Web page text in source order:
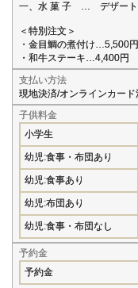
一、水 菓 子 … デザート
＜特別注文＞
・金目鯛の煮付け…5,500円
・和牛ステーキ…4,400円
支払い方法
現地決済/オンラインカード
子供料金
小学生
幼児:食事・布団あり
幼児:食事あり
幼児:布団あり
幼児:食事・布団なし
予約金
予約金